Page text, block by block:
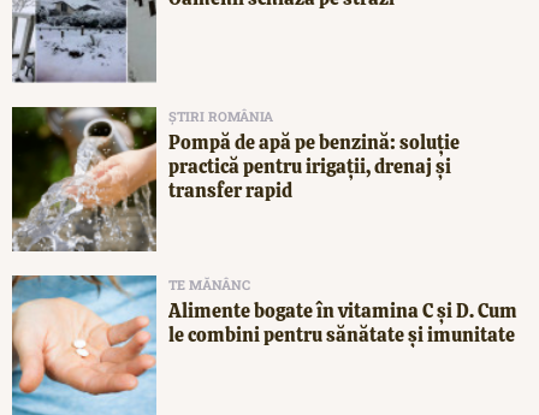
ȘTIRI ROMÂNIA
Pompă de apă pe benzină: soluție
practică pentru irigații, drenaj și
transfer rapid
TE MĂNÂNC
Alimente bogate în vitamina C și D. Cum
le combini pentru sănătate și imunitate